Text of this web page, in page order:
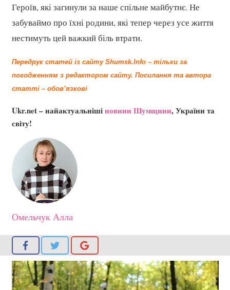
Героїв, які загинули за наше спільне майбутнє. Не
забуваймо про їхні родини, які тепер через усе життя
нестимуть цей важкий біль втрати.
Передрук статей із сайту Shumsk.Info – тільки за
погодженням з редактором сайту. Посилання та автора
статті – обов’язкові
Ukr.net – найактуальнішіновини Шумщини, України та
світу!
Омельчук Алла